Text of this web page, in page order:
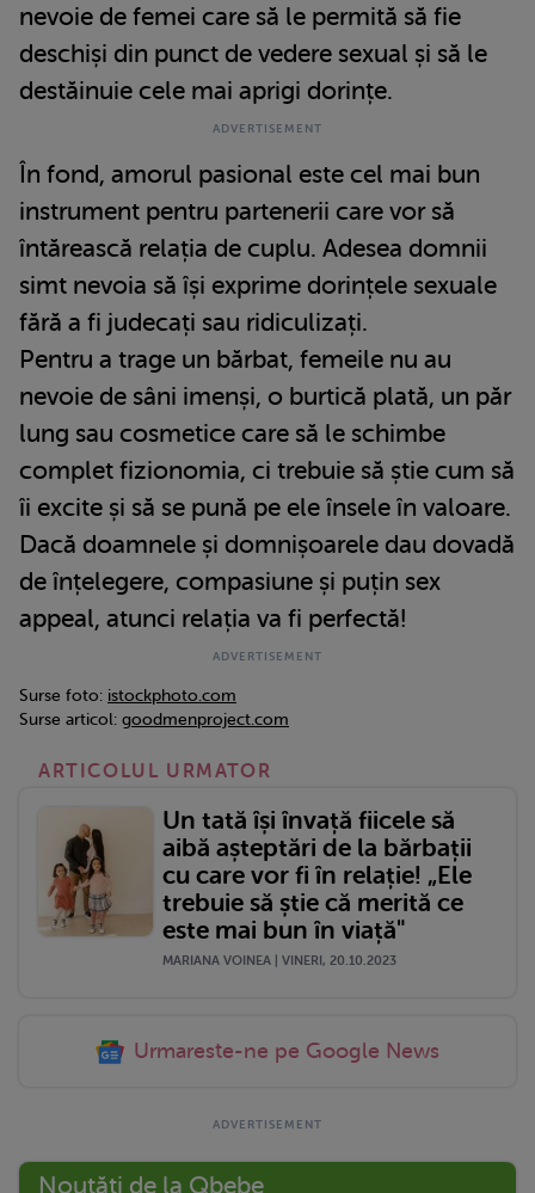
nevoie de femei care să le permită să fie
deschiși din punct de vedere sexual și să le
destăinuie cele mai aprigi dorințe.
În fond, amorul pasional este cel mai bun
instrument pentru partenerii care vor să
întărească relația de cuplu. Adesea domnii
simt nevoia să își exprime dorințele sexuale
fără a fi judecați sau ridiculizați.
Pentru a trage un bărbat, femeile nu au
nevoie de sâni imenși, o burtică plată, un păr
lung sau cosmetice care să le schimbe
complet fizionomia, ci trebuie să știe cum să
îi excite și să se pună pe ele însele în valoare.
Dacă doamnele și domnișoarele dau dovadă
de înțelegere, compasiune și puțin sex
appeal, atunci relația va fi perfectă!
Surse foto: istockphoto.com
Surse articol: goodmenproject.com
ARTICOLUL URMATOR
Un tată își învață fiicele să
aibă așteptări de la bărbații
cu care vor fi în relație! „Ele
trebuie să știe că merită ce
este mai bun în viață"
MARIANA VOINEA | VINERI, 20.10.2023
Urmareste-ne pe Google News
Noutăți de la Qbebe